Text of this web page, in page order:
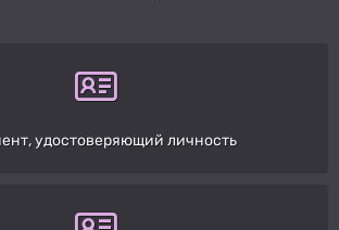
удостоверяющий личность